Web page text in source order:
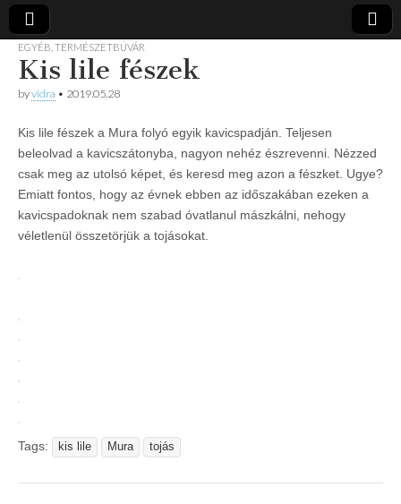
Vidra
Vízitúra
… vízitúra
szervezés,
vadvíz,
kajak-kenu
bolt,
vidraságok…
EGYÉB TERMÉSZETBÚVÁR
Kis lile fészek
byvidra • 2019.05.28
Kis lile fészek a Mura folyó egyik kavicspadján. Teljesen
beleolvad a kavicszátonyba, nagyon nehéz észrevenni. Nézzed
csak meg az utolsó képet, és keresd meg azon a fészket. Ugye?
Emiatt fontos, hogy az évnek ebben az időszakában ezeken a
kavicspadoknak nem szabad óvatlanul mászkálni, nehogy
véletlenül összetörjük a tojásokat.
Tags: kis lile Mura tojás